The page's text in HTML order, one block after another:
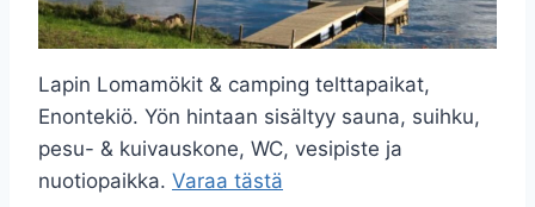
Lapin Lomamökit & camping telttapaikat,
Enontekiö. Yön hintaan sisältyy sauna, suihku,
pesu- & kuivauskone, WC, vesipiste ja
nuotiopaikka. Varaa tästä